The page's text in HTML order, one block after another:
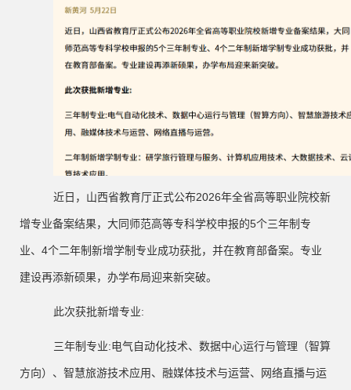
近日，山西省教育厅正式公布2026年全省高等职业院校新
增专业备案结果，大同师范高等专科学校申报的5个三年制专
业、 4个二年制新增学制专业成功获批，并在教育部备案。专业
建设再添新硕果，办学布局迎来新突破。
此次获批新增专业:
三年制专业:电气自动化技术、数据中心运行与管理（智算
方向）、智慧旅游技术应用、融媒体技术与运营、网络直播与运